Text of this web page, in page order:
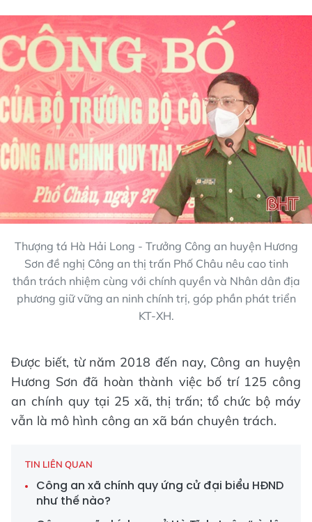
Thượng tá Hà Hải Long - Trưởng Công an huyện Hương
Sơn đề nghị Công an thị trấn Phố Châu nêu cao tinh
thần trách nhiệm cùng với chính quyền và Nhân dân địa
phương giữ vững an ninh chính trị, góp phần phát triển
KT-XH.
Được biết, từ năm 2018 đến nay, Công an huyện
Hương Sơn đã hoàn thành việc bố trí 125 công
an chính quy tại 25 xã, thị trấn; tổ chức bộ máy
vẫn là mô hình công an xã bán chuyên trách.
TIN LIÊN QUAN
Công an xã chính quy ứng cử đại biểu HĐND
như thế nào?